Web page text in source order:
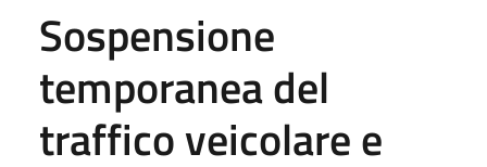
Sospensione
temporanea del
traffico veicolare e